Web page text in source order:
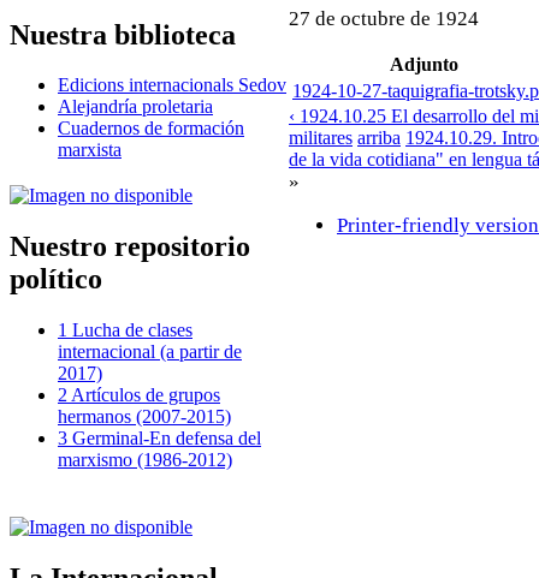
Nuestra biblioteca
Edicions internacionals Sedov
Alejandría proletaria
Cuadernos de formación
marxista
Nuestro repositorio
político
1 Lucha de clases
internacional (a partir de
2017)
2 Artículos de grupos
hermanos (2007-2015)
3 Germinal-En defensa del
marxismo (1986-2012)
27 de octubre de 1924
Adjunto
1924-10-27-taquigrafia-
‹ 1924.10.25 El desarrollo del
militares arriba 1924.10.29.
de la vida cotidiana" en lengua
»
Printer-friendly version